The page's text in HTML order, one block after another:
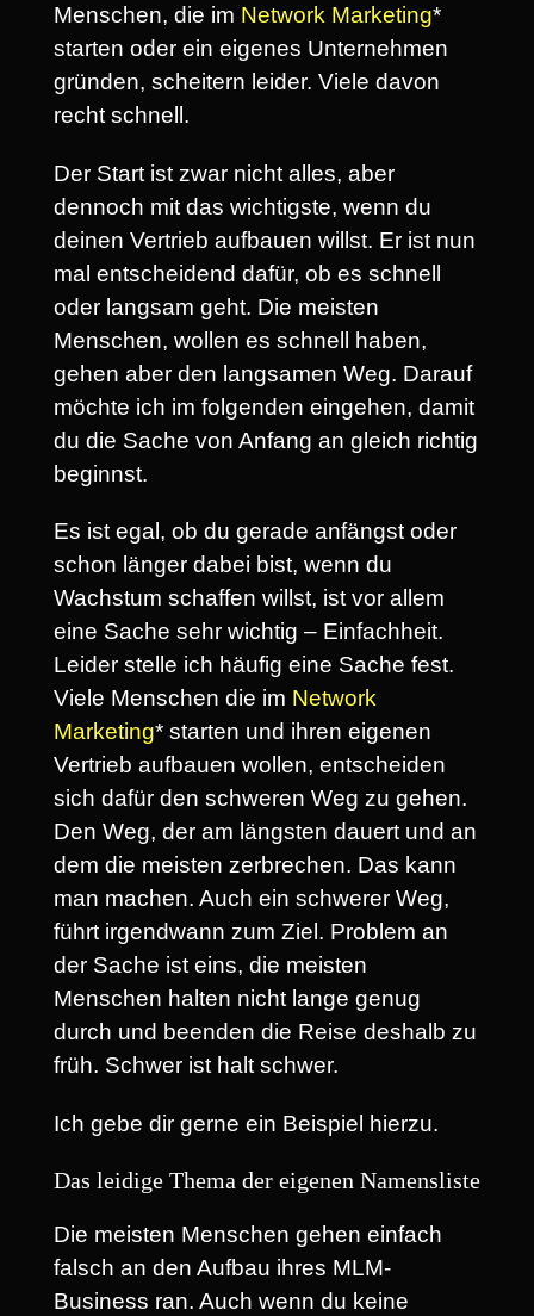
Menschen, die im Network Marketing*
starten oder ein eigenes Unternehmen
gründen, scheitern leider. Viele davon
recht schnell.
Der Start ist zwar nicht alles, aber
dennoch mit das wichtigste, wenn du
deinen Vertrieb aufbauen willst. Er ist nun
mal entscheidend dafür, ob es schnell
oder langsam geht. Die meisten
Menschen, wollen es schnell haben,
gehen aber den langsamen Weg. Darauf
möchte ich im folgenden eingehen, damit
du die Sache von Anfang an gleich richtig
beginnst.
Es ist egal, ob du gerade anfängst oder
schon länger dabei bist, wenn du
Wachstum schaffen willst, ist vor allem
eine Sache sehr wichtig – Einfachheit.
Leider stelle ich häufig eine Sache fest.
Viele Menschen die im Network
Marketing* starten und ihren eigenen
Vertrieb aufbauen wollen, entscheiden
sich dafür den schweren Weg zu gehen.
Den Weg, der am längsten dauert und an
dem die meisten zerbrechen. Das kann
man machen. Auch ein schwerer Weg,
führt irgendwann zum Ziel. Problem an
der Sache ist eins, die meisten
Menschen halten nicht lange genug
durch und beenden die Reise deshalb zu
früh. Schwer ist halt schwer.
Ich gebe dir gerne ein Beispiel hierzu.
Das leidige Thema der eigenen Namensliste
Die meisten Menschen gehen einfach
falsch an den Aufbau ihres MLM-
Business ran. Auch wenn du keine